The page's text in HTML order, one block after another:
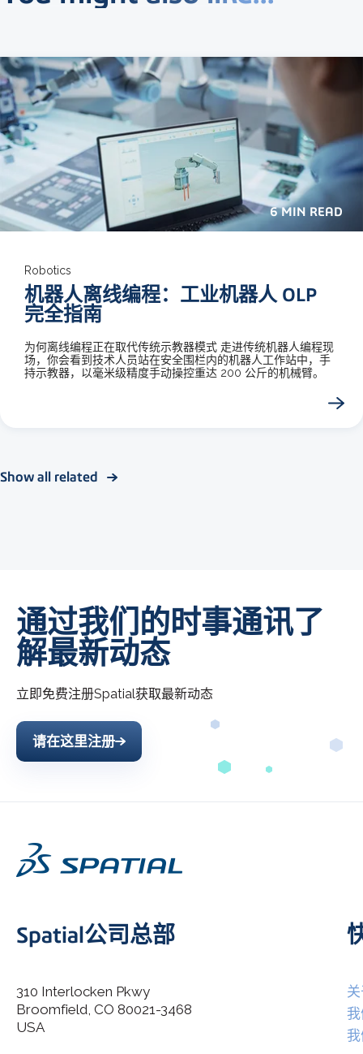
6 MIN READ
Robotics
机器人离线编程：工业机器人 OLP
完全指南
为何离线编程正在取代传统示教器模式 走进传统机器人编程现
场，你会看到技术人员站在安全围栏内的机器人工作站中，手
持示教器，以毫米级精度手动操控重达 200 公斤的机械臂。
Show all related
通过我们的时事通讯了
解最新动态
立即免费注册Spatial获取最新动态
I agree to allow Spatial Corp to store and process my
请在这里注册
Spatial公司总部
310 Interlocken Pkwy
Broomfield, CO 80021-3468
USA